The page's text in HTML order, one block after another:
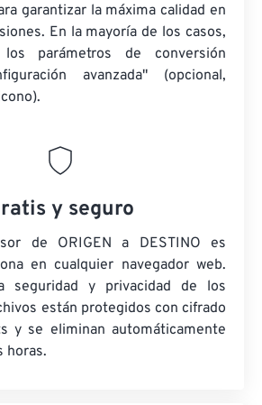
garantizar la máxima calidad en
En la mayoría de los casos,
parámetros de conversión
avanzada" (opcional,
y seguro
de ORIGEN a DESTINO es
en cualquier navegador web.
seguridad y privacidad de los
están protegidos con cifrado
y se eliminan automáticamente
horas.